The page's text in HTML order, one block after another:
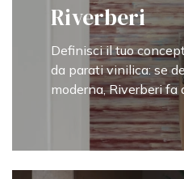
Riverberi
Definisci il tuo
da parati vinilica: se
moderna, Riverberi fa